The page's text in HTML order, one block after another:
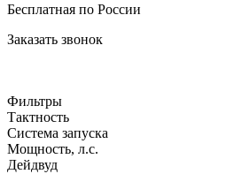
Бесплатная по России
Заказать звонок
Фильтры
Тактность
Система запуска
Мощность, л.с.
Дейдвуд